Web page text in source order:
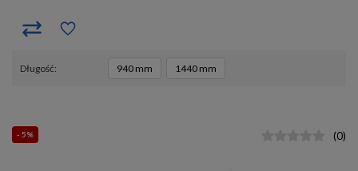
długość 940 mm 1440 mm
- 5% (0)